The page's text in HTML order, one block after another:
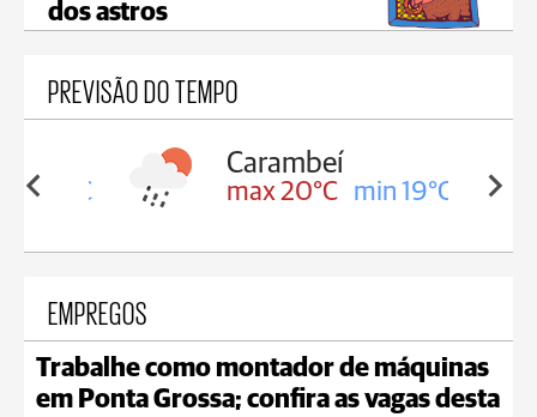
dos astros
PREVISÃO DO TEMPO
19°C
Carambeí
max 20°C min 19°C
EMPREGOS
Trabalhe como montador de máquinas
em Ponta Grossa; confira as vagas desta